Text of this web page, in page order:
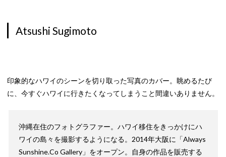
Atsushi Sugimoto
印象的なハワイのシーンを切り取った写真のカバー。眺めるたび
に、今すぐハワイに行きたくなってしまうこと間違いありません。
沖縄在住のフォトグラファー。ハワイ移住をきっかけにハ
ワイの島々を撮影するようになる。2014年大阪に「Always
Sunshine.Co Gallery」をオープン。自身の作品を販売する